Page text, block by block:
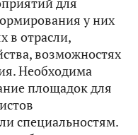
для
у них
в отрасли,
возможностях
Необходима
площадок для
специальностям.